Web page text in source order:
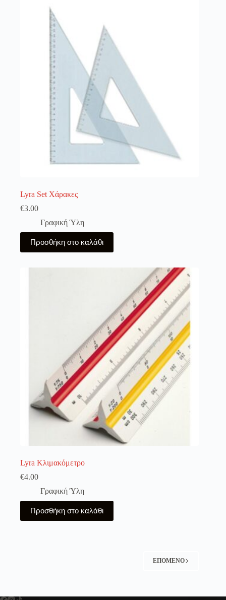
Lyra Set Χάρακες
€3.00
Γραφική Ύλη
Προσθήκη στο καλάθι
Lyra Κλιμακόμετρο
€4.00
Γραφική Ύλη
Προσθήκη στο καλάθι
ΕΠΌΜΕΝΟ